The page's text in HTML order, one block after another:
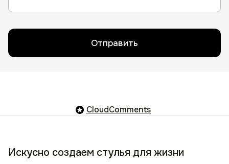
Отправить
CloudComments
Искусно создаем стулья для жизни